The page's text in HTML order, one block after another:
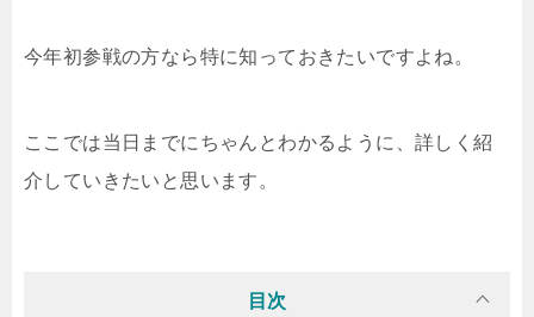
今年初参戦の方なら特に知っておきたいですよね。
ここでは当日までにちゃんとわかるように、詳しく紹
介していきたいと思います。
目次